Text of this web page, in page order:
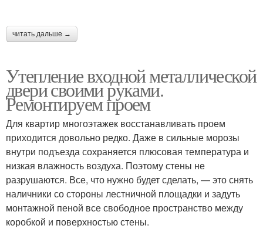
читать дальше →
Утепление входной металлической
двери своими руками.
Ремонтируем проем
Для квартир многоэтажек восстанавливать проем
приходится довольно редко. Даже в сильные морозы
внутри подъезда сохраняется плюсовая температура и
низкая влажность воздуха. Поэтому стены не
разрушаются. Все, что нужно будет сделать, — это снять
наличники со стороны лестничной площадки и задуть
монтажной пеной все свободное пространство между
коробкой и поверхностью стены.